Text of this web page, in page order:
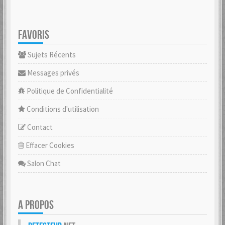
FAVORIS
Sujets Récents
Messages privés
Politique de Confidentialité
Conditions d'utilisation
Contact
Effacer Cookies
Salon Chat
A PROPOS